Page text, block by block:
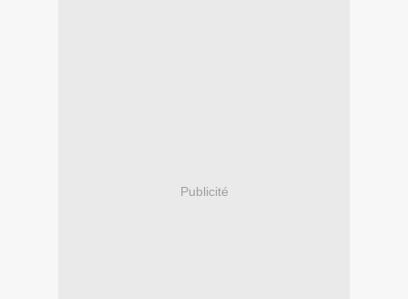
Publicité